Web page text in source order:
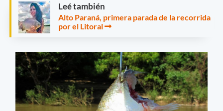
Leé también
Alto Paraná, primera parada de la recorrida
por el Litoral